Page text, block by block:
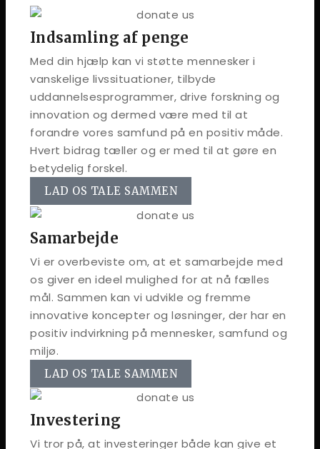
Indsamling af penge
Med din hjælp kan vi støtte mennesker i
vanskelige livssituationer, tilbyde
uddannelsesprogrammer, drive forskning og
innovation og dermed være med til at
forandre vores samfund på en positiv måde.
Hvert bidrag tæller og er med til at gøre en
betydelig forskel.
LAD OS TALE SAMMEN
Samarbejde
Vi er overbeviste om, at et samarbejde med
os giver en ideel mulighed for at nå fælles
mål. Sammen kan vi udvikle og fremme
innovative koncepter og løsninger, der har en
positiv indvirkning på mennesker, samfund og
miljø.
LAD OS TALE SAMMEN
Investering
Vi tror på, at investeringer både kan give et